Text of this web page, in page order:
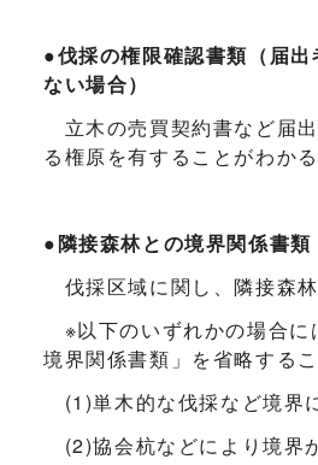
●伐採の権限確認書類（届
ない場合）
立木の売買契約書など届
る権原を有することがわか
●隣接森林との境界関係書類
伐採区域に関し、隣接森
※以下のいずれかの場合に
境界関係書類」を省略するこ
(1)単木的な伐採など境界
(2)協会杭などにより境界